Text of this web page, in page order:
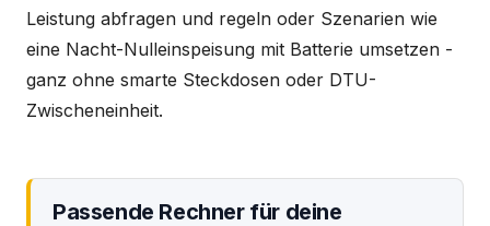
Leistung abfragen und regeln oder Szenarien wie
eine Nacht-Nulleinspeisung mit Batterie umsetzen -
ganz ohne smarte Steckdosen oder DTU-
Zwischeneinheit.
Passende Rechner für deine